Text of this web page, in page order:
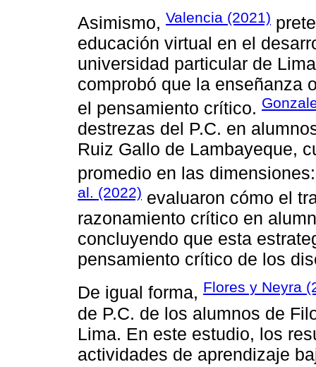
Asimismo, Valencia (2021)
educación virtual en el
universidad particular de
comprobó que la enseñanza
el pensamiento crítico.
destrezas del P.C. en
Ruiz Gallo de Lambayeque,
promedio en las
al. (2022) evaluaron cómo el
razonamiento crítico en
concluyendo que esta
pensamiento crítico de los
De igual forma, Flores y Neyra
de P.C. de los alumnos de
Lima. En este estudio, los
actividades de aprendizaje